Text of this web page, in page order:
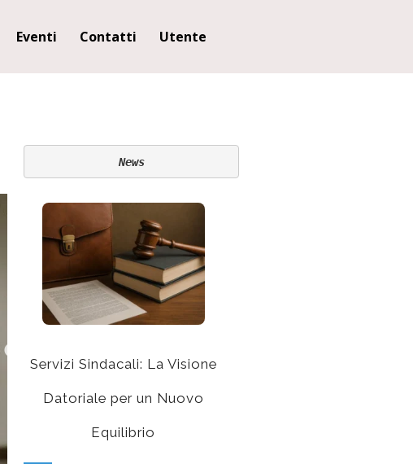
Eventi Contatti Utente
News
Servizi Sindacali: La Visione
Datoriale per un Nuovo
Equilibrio